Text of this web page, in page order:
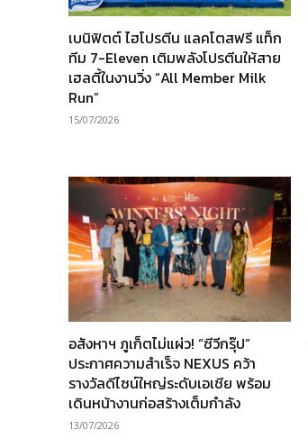
เบนิฟิตต์ ไฮโปรตีน แลคโตสฟรี แท็ก
ทีม 7-Eleven เติมพลังโปรตีนให้สาย
เฮลตี้ในงานวิ่ง “All Member Milk
Run”
15/07/2026
อสังหาฯ ภูเก็ตไม่แผ่ว! “ซีวีกรุ๊ป”
ประกาศความสำเร็จ NEXUS คว้า
รางวัลดีไซน์ใหญ่ระดับเอเชีย พร้อม
เดินหน้างานก่อสร้างเต็มกำลัง
13/07/2026